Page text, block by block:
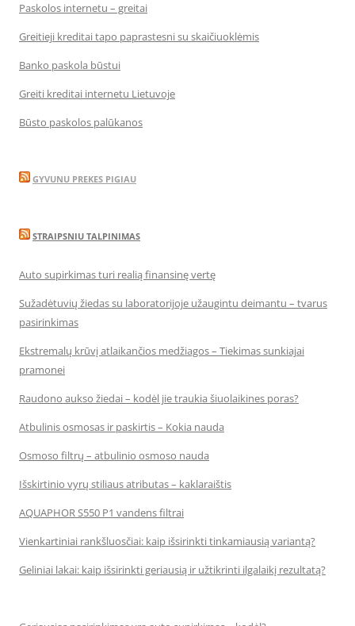
Paskolos internetu – greitai
Greitieji kreditai tapo paprastesni su skaičiuoklėmis
Banko paskola būstui
Greiti kreditai internetu Lietuvoje
Būsto paskolos palūkanos
GYVUNU PREKES PIGIAU
STRAIPSNIU TALPINIMAS
Auto supirkimas turi realią finansinę vertę
Sužadėtuvių žiedas su laboratorijoje užaugintu deimantu – tvarus
pasirinkimas
Ekstremalų krūvį atlaikančios medžiagos – Tiekimas sunkiajai
pramonei
Raudono aukso žiedai – kodėl jie traukia šiuolaikines poras?
Atbulinis osmosas ir paskirtis – Kokia nauda
Osmoso filtrų – atbulinio osmoso nauda
Išskirtinio vyrų stiliaus atributas – kaklaraištis
AQUAPHOR S550 P1 vandens filtrai
Vienkartiniai rankšluosčiai: kaip išsirinkti tinkamiausią variantą?
Geliniai lakai: kaip išsirinkti geriausią ir užtikrinti ilgalaikį rezultatą?